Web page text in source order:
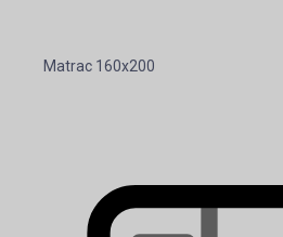
Matrac 160x200